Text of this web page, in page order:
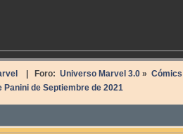
| Foro: Universo Marvel 3.0» Cómics
Panini de Septiembre de 2021